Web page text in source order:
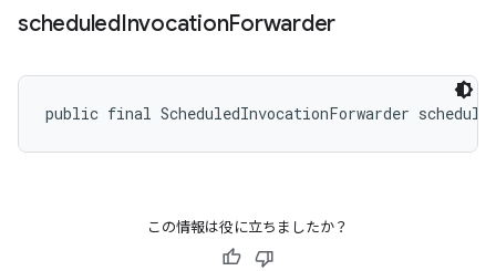
scheduledInvocationForwarder
public final ScheduledInvocationForwarder
この情報は役に立ちましたか？